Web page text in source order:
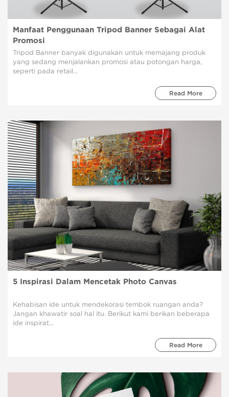
Manfaat Penggunaan Tripod Banner Sebagai Alat
Promosi
Tripod Banner banyak digunakan untuk memajang produk
yang sedang menjalankan promosi atau potongan harga,
seperti pada retail...
Read More
5 Inspirasi Dalam Mencetak Photo Canvas
Kehabisan ide untuk mendekorasi tembok ruangan anda?
Jangan khawatir soal hal itu. Berikut kami berikan beberapa
ide inspirat...
Read More